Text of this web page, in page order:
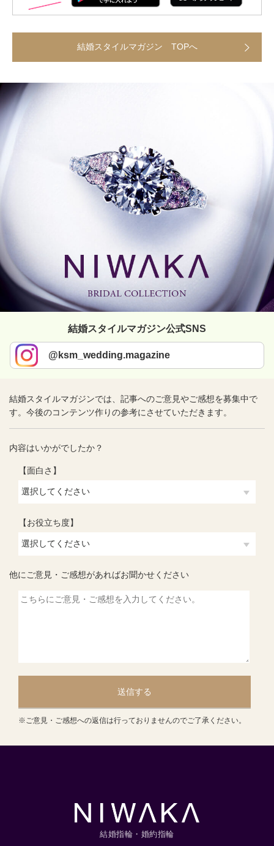
結婚スタイルマガジン TOPへ
結婚スタイルマガジン公式SNS
@ksm_wedding.magazine
結婚スタイルマガジンでは、記事へのご意見やご感想を募集中で
す。今後のコンテンツ作りの参考にさせていただきます。
内容はいかがでしたか？
【面白さ】
【お役立ち度】
他にご意見・ご感想があればお聞かせください
送信する
※ご意見・ご感想への返信は行っておりませんのでご了承ください。
結婚指輪・婚約指輪